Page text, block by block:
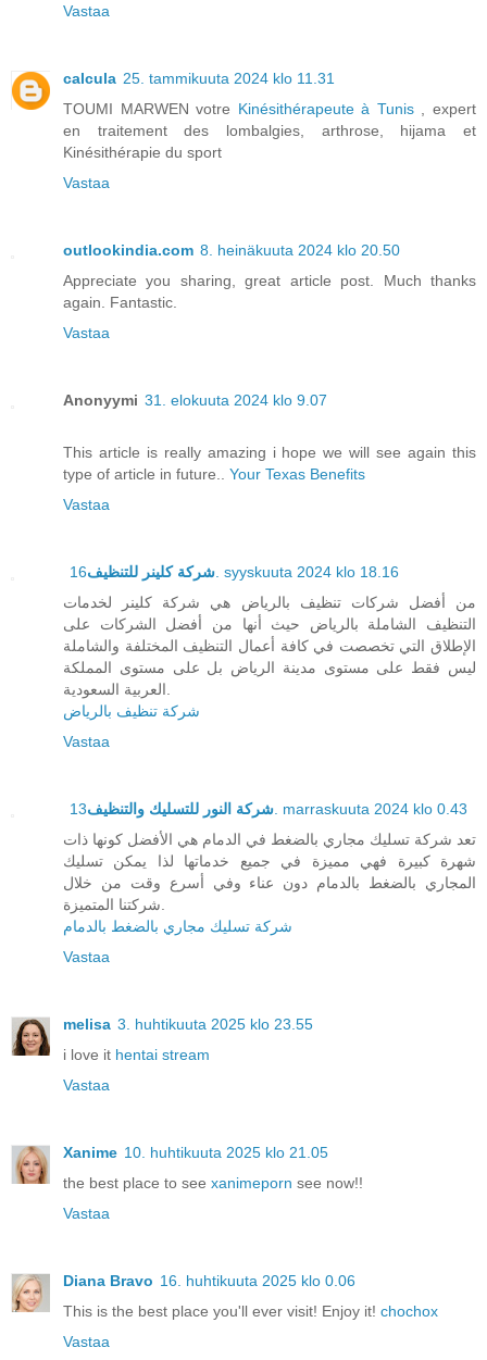
Vastaa
calcula 25. tammikuuta 2024 klo 11.31
TOUMI MARWEN votre Kinésithérapeute à Tunis, expert
en traitement des lombalgies, arthrose, hijama et
Kinésithérapie du sport
Vastaa
outlookindia.com 8. heinäkuuta 2024 klo 20.50
Appreciate you sharing, great article post. Much thanks
again. Fantastic.
Vastaa
Anonyymi 31. elokuuta 2024 klo 9.07
This article is really amazing i hope we will see again this
type of article in future.. Your Texas Benefits
Vastaa
شركة كلينر للتنظيف 16. syyskuuta 2024 klo 18.16
من أفضل شركات تنظيف بالرياض هي شركة كلينر لخدمات
التنظيف الشاملة بالرياض حيث أنها من أفضل الشركات على
الإطلاق التي تخصصت في كافة أعمال التنظيف المختلفة والشاملة
ليس فقط على مستوى مدينة الرياض بل على مستوى المملكة
شركة تنظيف بالرياض
Vastaa
شركة النور للتسليك والتنظيف 13. marraskuuta 2024 klo 0.43
تعد شركة تسليك مجاري بالضغط في الدمام هي الأفضل كونها ذات
شهرة كبيرة فهي مميزة في جميع خدماتها لذا يمكن تسليك
المجاري بالضغط بالدمام دون عناء وفي أسرع وقت من خلال
شركة تسليك مجاري بالضغط بالدمام
Vastaa
melisa 3. huhtikuuta 2025 klo 23.55
i love it hentai stream
Vastaa
Xanime 10. huhtikuuta 2025 klo 21.05
the best place to see xanimeporn see now!!
Vastaa
Diana Bravo 16. huhtikuuta 2025 klo 0.06
This is the best place you'll ever visit! Enjoy it! chochox
Vastaa